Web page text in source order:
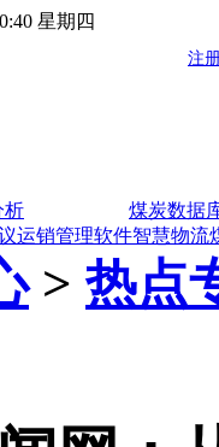
星期四
析
煤炭数据
运销管理软件智慧物流
> 热点